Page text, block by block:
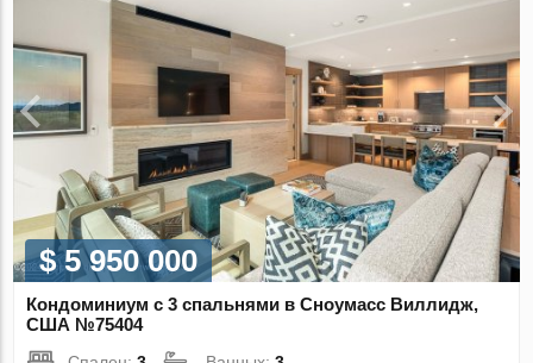
$ 5 950 000
Кондоминиум с 3 спальнями в Сноумасс Виллидж,
США №75404